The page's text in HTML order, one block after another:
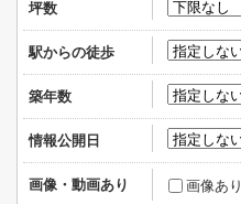
坪数
駅からの徒歩
築年数
情報公開日
画像・動画あり 画像あり